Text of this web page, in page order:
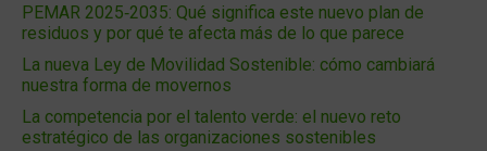
PEMAR 2025‑2035: Qué significa este nuevo plan de
residuos y por qué te afecta más de lo que parece
La nueva Ley de Movilidad Sostenible: cómo cambiará
nuestra forma de movernos
La competencia por el talento verde: el nuevo reto
estratégico de las organizaciones sostenibles